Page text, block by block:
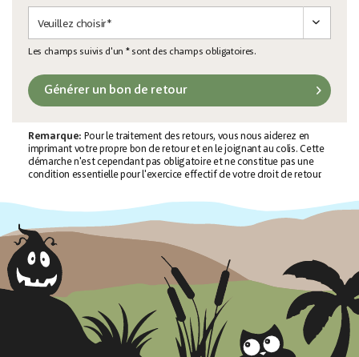
Les champs suivis d'un * sont des champs obligatoires.
Générer un bon de retour
Remarque: Pour le traitement des retours, vous nous aiderez en
imprimant votre propre bon de retour et en le joignant au colis. Cette
démarche n'est cependant pas obligatoire et ne constitue pas une
condition essentielle pour l'exercice effectif de votre droit de retour.